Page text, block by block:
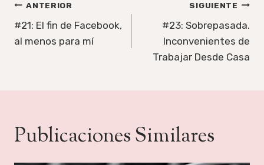
Navegación
de
entradas
ANTERIOR
#21: El fin de Facebook,
al menos para mí
SIGUIENTE
#23: Sobrepasada.
Inconvenientes de
Trabajar Desde Casa
Publicaciones Similares